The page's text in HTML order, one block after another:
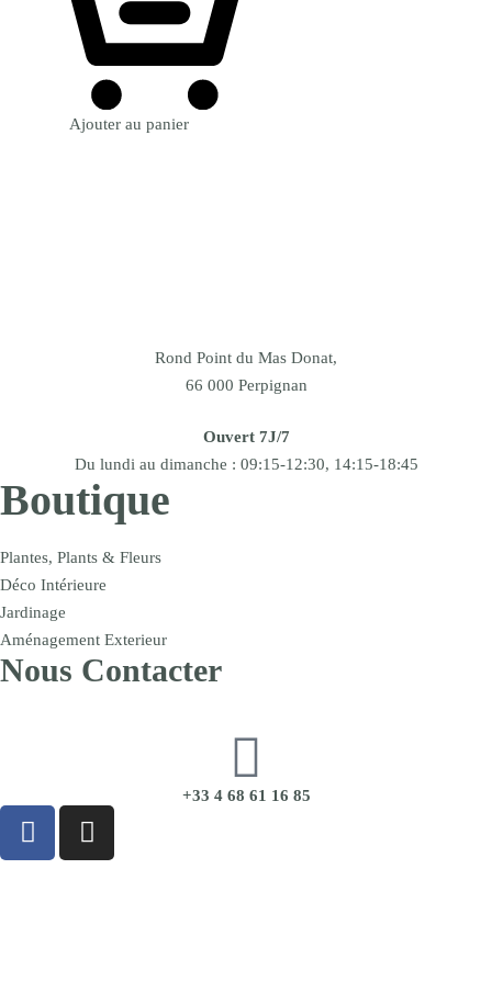
Ajouter au panier
Rond Point du Mas Donat,
66 000 Perpignan
Ouvert 7J/7
Du lundi au dimanche : 09:15-12:30, 14:15-18:45
Boutique
Plantes, Plants & Fleurs
Déco Intérieure
Jardinage
Aménagement Exterieur
Nous Contacter
+33 4 68 61 16 85